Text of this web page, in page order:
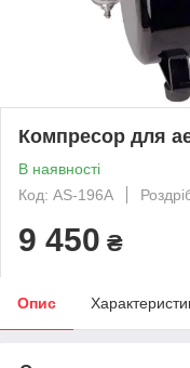
Компресор для
В наявності
Код: AS-196А
9 450 ₴
Опис